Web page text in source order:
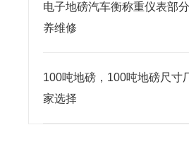
电子地磅汽车衡称重仪表部
养维修
100吨地磅，100吨地磅尺寸
家选择